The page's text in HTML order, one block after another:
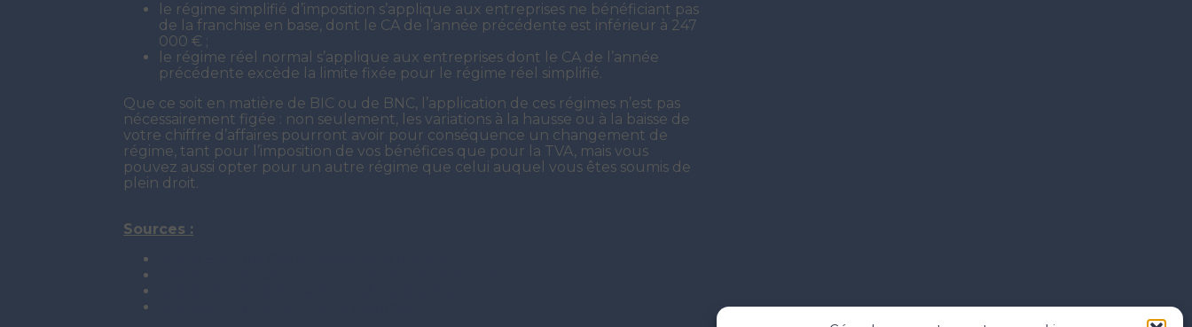
le régime simplifié d’imposition s’applique aux entreprises ne bénéficiant pas
de la franchise en base, dont le CA de l’année précédente est inférieur à 247
000 € ;
le régime réel normal s’applique aux entreprises dont le CA de l’année
précédente excède la limite fixée pour le régime réel simplifié.
Que ce soit en matière de BIC ou de BNC, l’application de ces régimes n’est pas
nécessairement figée : non seulement, les variations à la hausse ou à la baisse de
votre chiffre d’affaires pourront avoir pour conséquence un changement de
régime, tant pour l’imposition de vos bénéfices que pour la TVA, mais vous
pouvez aussi opter pour un autre régime que celui auquel vous êtes soumis de
plein droit.
Sources :